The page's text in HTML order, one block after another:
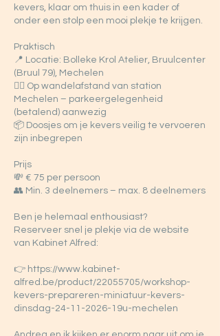
kevers, klaar om thuis in een kader of
onder een stolp een mooi plekje te krijgen.
Praktisch
📍 Locatie: Bolleke Krol Atelier, Bruulcenter
(Bruul 79), Mechelen
🚶‍♂️ Op wandelafstand van station
Mechelen – parkeergelegenheid
(betalend) aanwezig
📦 Doosjes om je kevers veilig te vervoeren
zijn inbegrepen
Prijs
💸 € 75 per persoon
👥 Min. 3 deelnemers – max. 8 deelnemers
Ben je helemaal enthousiast?
Reserveer snel je plekje via de website
van Kabinet Alfred:
👉 https://www.kabinet-
alfred.be/product/22055705/workshop-
kevers-prepareren-miniatuur-kevers-
dinsdag-24-11-2026-19u-mechelen